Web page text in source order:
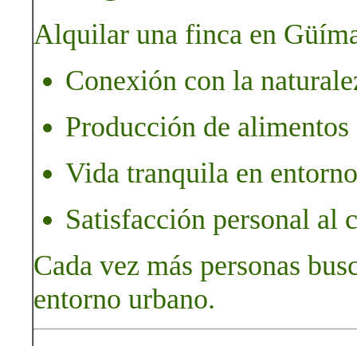
Alquilar una finca en
Conexión con la
Producción de
Vida tranquila en
Satisfacción personal al
Cada vez más personas
entorno urbano.